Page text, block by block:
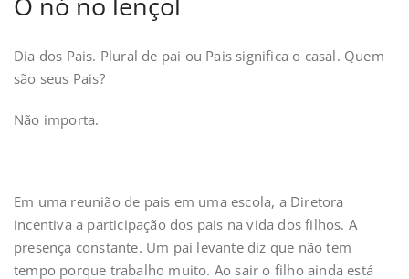
Dia dos Pais. Plural de pai ou Pais significa o casal. Quem
são seus Pais?
Não importa.
Em uma reunião de pais em uma escola, a Diretora
incentiva a participação dos pais na vida dos filhos. A
presença constante. Um pai levante diz que não tem
tempo porque trabalho muito. Ao sair o filho ainda está